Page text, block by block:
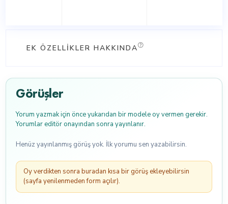
EK ÖZELLIKLER HAKKINDA
Görüşler
Yorum yazmak için önce yukarıdan bir modele oy vermen gerekir.
Yorumlar editör onayından sonra yayınlanır.
Henüz yayınlanmış görüş yok. İlk yorumu sen yazabilirsin.
Oy verdikten sonra buradan kısa bir görüş ekleyebilirsin
(sayfa yenilenmeden form açılır).